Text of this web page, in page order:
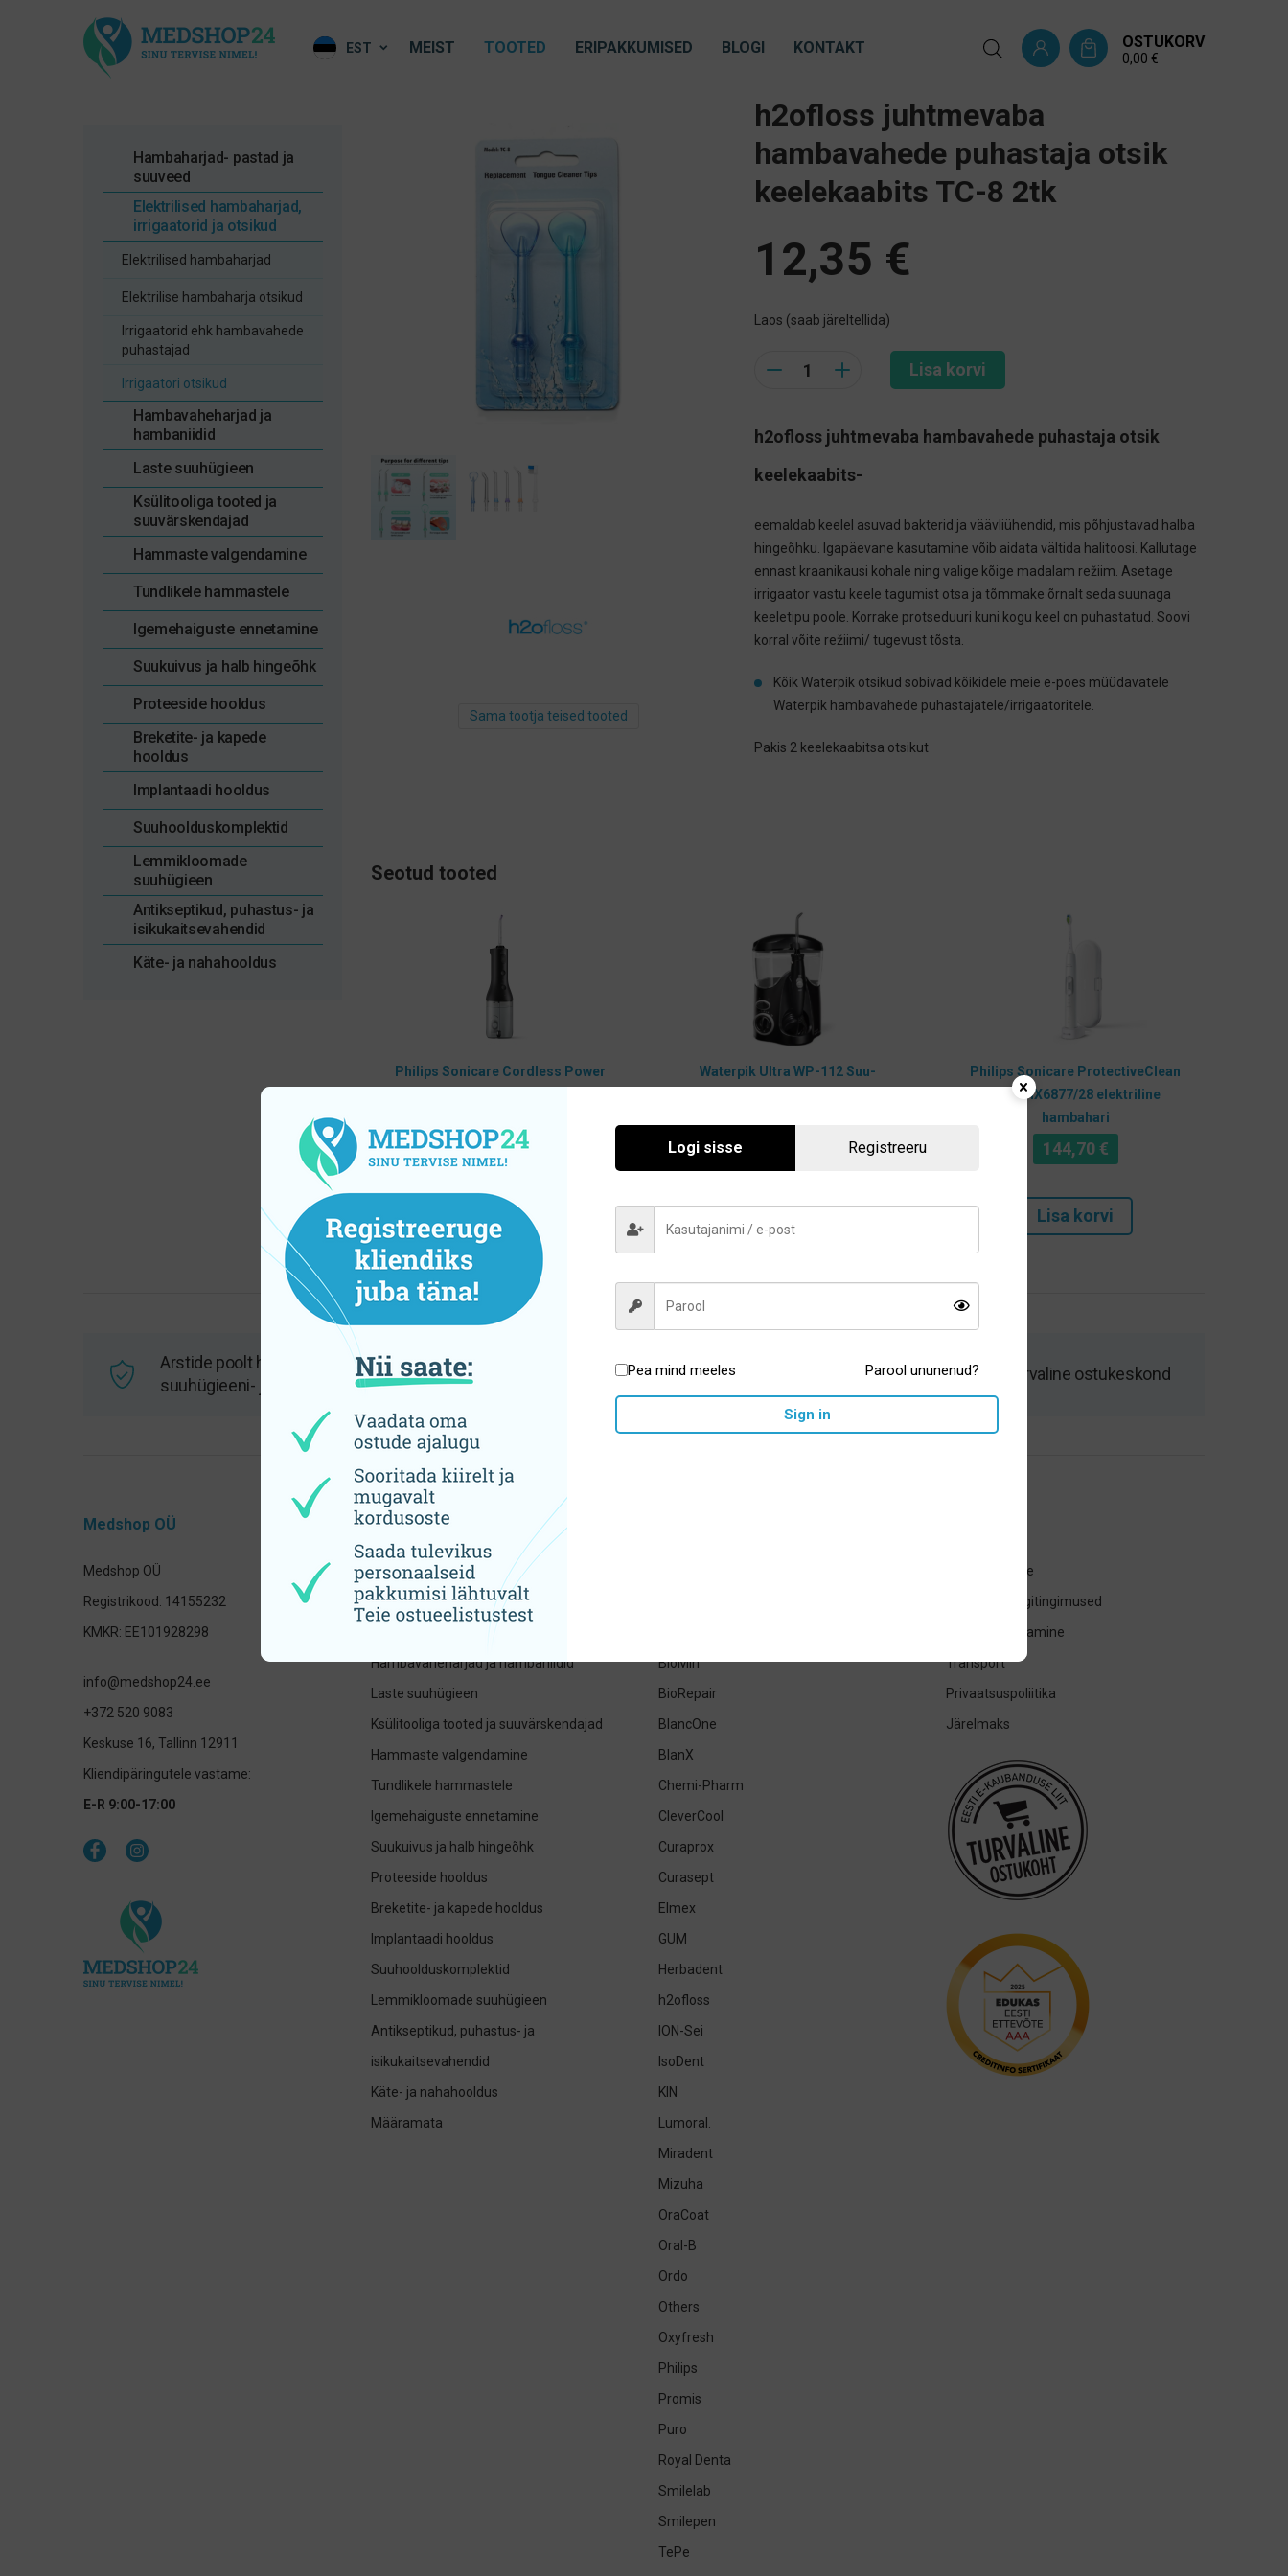
MEIST TOOTED ERIPAKKUMISED BLOGI KONTAKT
EST OSTUKORV
0,00 €
Hambaharjad- pastad ja
suuveed
Elektrilised hambaharjad,
irrigaatorid ja otsikud
Elektrilised hambaharjad
Elektrilise hambaharja otsikud
Irrigaatorid ehk hambavahede
puhastajad
Irrigaatori otsikud
Hambavaheharjad ja
hambaniidid
Laste suuhügieen
Ksülitooliga tooted ja
suuvärskendajad
Hammaste valgendamine
Tundlikele hammastele
Igemehaiguste ennetamine
Suukuivus ja halb hingeõhk
Proteeside hooldus
Breketite- ja kapede
hooldus
Implantaadi hooldus
Suuhoolduskomplektid
Lemmikloomade
suuhügieen
Antikseptikud, puhastus- ja
isikukaitsevahendid
Käte- ja nahahooldus
Sama tootja teised tooted
h2ofloss juhtmevaba
hambavahede puhastaja otsik
keelekaabits TC-8 2tk
12,35 €
Laos (saab järeltellida)
Lisa korvi
h2ofloss juhtmevaba hambavahede puhastaja otsik
keelekaabits-
eemaldab keelel asuvad bakterid ja väävliühendid, mis põhjustavad halba
hingeõhku. Igapäevane kasutamine võib aidata vältida halitoosi. Kallutage
ennast kraanikausi kohale ning valige kõige madalam režiim. Asetage
irrigaator vastu keele tagumist otsa ja tõmmake õrnalt seda suunaga
keeletipu poole. Korrake protseduuri kuni kogu keel on puhastatud. Soovi
korral võite režiimi/ tugevust tõsta.
Kõik Waterpik otsikud sobivad kõikidele meie e-poes müüdavatele
Waterpik hambavahede puhastajatele/irrigaatoritele.
Pakis 2 keelekaabitsa otsikut
Seotud tooted
Philips Sonicare Cordless Power
puhastaja
113,85
Lisa korvi
Waterpik Ultra WP-112 Suu-
93,00
Philips Sonicare ProtectiveClean
6100 HX6877/28 elektriline
hambahari
144,70€
Lisa korvi
Arstide poolt heaks kiidetud
suuhügieeni- ja tervisetooted
Hoolikalt valitud sortiment Kiire tarne ja turvaline ostukeskond
Medshop OÜ
Medshop OÜ
Registrikood: 14155232
KMKR: EE101928298
info@medshop24.ee
+372 520 9083
Keskuse 16, Tallinn 12911
Kliendipäringutele vastame:
E-R 9:00-17:00
Tootekategooriad
Hambaharjad- pastad ja suuveed
Elektrilised hambaharjad, irrigaatorid ja
Hambavaheharjad ja hambaniidid
Laste suuhügieen
Ksülitooliga tooted ja suuvärskendajad
Hammaste valgendamine
Tundlikele hammastele
Igemehaiguste ennetamine
Suukuivus ja halb hingeõhk
Proteeside hooldus
Breketite- ja kapede hooldus
Implantaadi hooldus
Suuhoolduskomplektid
Lemmikloomade suuhügieen
Antikseptikud, puhastus- ja
isikukaitsevahendid
Käte- ja nahahooldus
Määramata
BioMin
BioRepair
BlancOne
BlanX
Chemi-Pharm
CleverCool
Curaprox
Curasept
Elmex
GUM
Herbadent
h2ofloss
ION-Sei
IsoDent
KIN
Lumoral.
Miradent
Mizuha
OraCoat
Oral-B
Ordo
Others
Oxyfresh
Philips
Promis
Puro
Royal Denta
Smilelab
Smilepen
TePe
Tagasta toode
Ostu- ja müügitingimused
Kauba tagastamine
Transport
Privaatsuspoliitika
Järelmaks
Logi sisse Registreeru
Pea mind meeles Parool ununenud?
Sign in